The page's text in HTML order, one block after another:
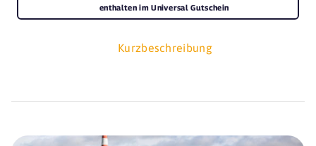
Kurzbeschreibung
enthalten im Universal Gutschein